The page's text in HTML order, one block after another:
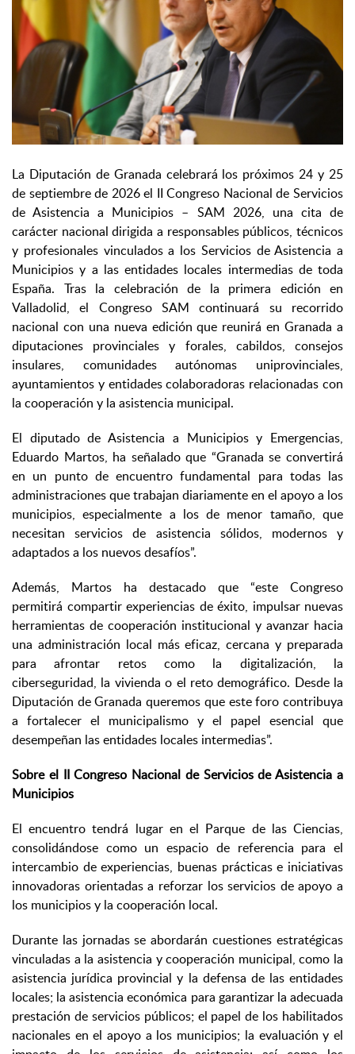
La Diputación de Granada celebrará los próximos 24 y 25
de septiembre de 2026 el II Congreso Nacional de Servicios
de Asistencia a Municipios – SAM 2026, una cita de
carácter nacional dirigida a responsables públicos, técnicos
y profesionales vinculados a los Servicios de Asistencia a
Municipios y a las entidades locales intermedias de toda
España. Tras la celebración de la primera edición en
Valladolid, el Congreso SAM continuará su recorrido
nacional con una nueva edición que reunirá en Granada a
diputaciones provinciales y forales, cabildos, consejos
insulares, comunidades autónomas uniprovinciales,
ayuntamientos y entidades colaboradoras relacionadas con
la cooperación y la asistencia municipal.
El diputado de Asistencia a Municipios y Emergencias,
Eduardo Martos, ha señalado que “Granada se convertirá
en un punto de encuentro fundamental para todas las
administraciones que trabajan diariamente en el apoyo a los
municipios, especialmente a los de menor tamaño, que
necesitan servicios de asistencia sólidos, modernos y
adaptados a los nuevos desafíos”.
Además, Martos ha destacado que “este Congreso
permitirá compartir experiencias de éxito, impulsar nuevas
herramientas de cooperación institucional y avanzar hacia
una administración local más eficaz, cercana y preparada
para afrontar retos como la digitalización, la
ciberseguridad, la vivienda o el reto demográfico. Desde la
Diputación de Granada queremos que este foro contribuya
a fortalecer el municipalismo y el papel esencial que
desempeñan las entidades locales intermedias”.
Sobre el II Congreso Nacional de Servicios de Asistencia a
Municipios
El encuentro tendrá lugar en el Parque de las Ciencias,
consolidándose como un espacio de referencia para el
intercambio de experiencias, buenas prácticas e iniciativas
innovadoras orientadas a reforzar los servicios de apoyo a
los municipios y la cooperación local.
Durante las jornadas se abordarán cuestiones estratégicas
vinculadas a la asistencia y cooperación municipal, como la
asistencia jurídica provincial y la defensa de las entidades
locales; la asistencia económica para garantizar la adecuada
prestación de servicios públicos; el papel de los habilitados
nacionales en el apoyo a los municipios; la evaluación y el